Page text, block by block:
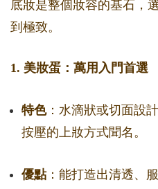
底妝是整個妝容的基石，
到極致。
1. 美妝蛋：萬用入門首選
特色：水滴狀或切面設
按壓的上妝方式聞名。
優點：能打造出清透、